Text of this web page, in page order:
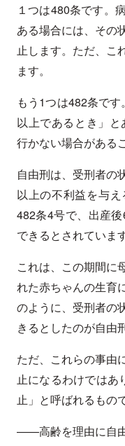
１つは480条です。
ある場合には、その
止します。ただ、こ
ます。
もう1つは482条で
以上であるとき」
行かない場合がある
自由刑は、受刑者の
以上の不利益を与
482条4号で、出産
できるとされています
これは、この期間に
れた赤ちゃんの生育
のように、受刑者の
きるとしたのが自由
ただ、これらの事由
止になるわけではあ
止」と呼ばれるもの
——高齢を理由に自